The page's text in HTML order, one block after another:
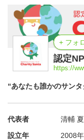
+ フォ
認定
https://
“あなたも誰かのサン
代表者
清輔
設立年
2008年